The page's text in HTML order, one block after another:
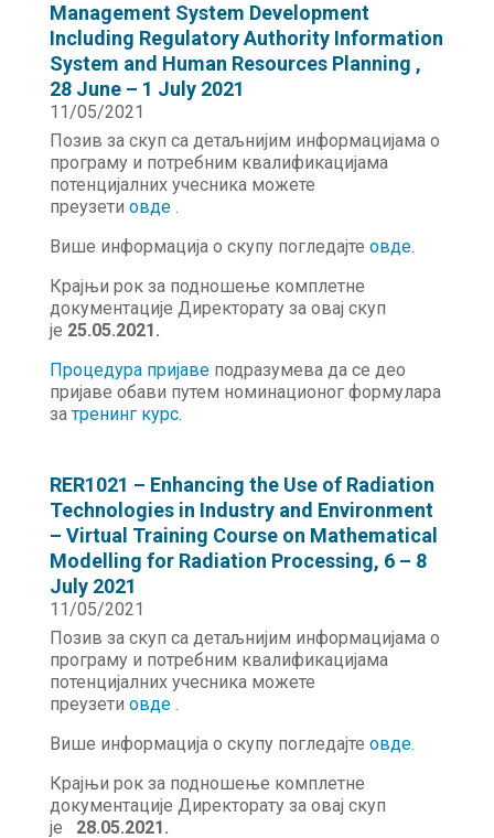
Management System Development
Including Regulatory Authority Information
System and Human Resources Planning ,
28 June – 1 July 2021
11/05/2021
Позив за скуп са детаљнијим информацијама о
програму и потребним квалификацијама
потенцијалних учесника можете
преузети овде.
Више информација о скупу погледајте овде.
Крајњи рок за подношење комплетне
документације Директорату за овај скуп
је 25.05.2021.
Процедура пријавеподразумева да се део
пријаве обави путем номинационог формулара
затренинг курс.
RER1021 – Enhancing the Use of Radiation
Technologies in Industry and Environment
– Virtual Training Course on Mathematical
Modelling for Radiation Processing, 6 – 8
July 2021
11/05/2021
Позив за скуп са детаљнијим информацијама о
програму и потребним квалификацијама
потенцијалних учесника можете
преузети овде.
Више информација о скупу погледајте овде.
Крајњи рок за подношење комплетне
документације Директорату за овај скуп
је
28.05.2021.